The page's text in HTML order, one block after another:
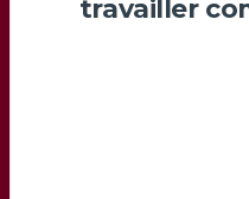
travailler